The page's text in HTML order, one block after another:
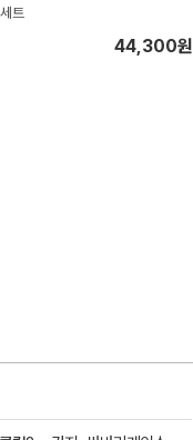
트
44,300원